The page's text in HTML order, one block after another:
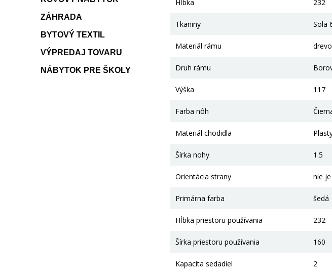
ZÁHRADA
BYTOVÝ TEXTIL
VÝPREDAJ TOVARU
NÁBYTOK PRE ŠKOLY
Hĺbka 232
Tkaniny Sola
Materiál rámu drevo
Druh rámu
Výška 117
Farba nôh
Materiál chodidla
Šírka nohy 1.5
Orientácia strany nie je
Primárna farba šedá
Hĺbka priestoru používania 232
Šírka priestoru používania 160
Kapacita sedadiel 2